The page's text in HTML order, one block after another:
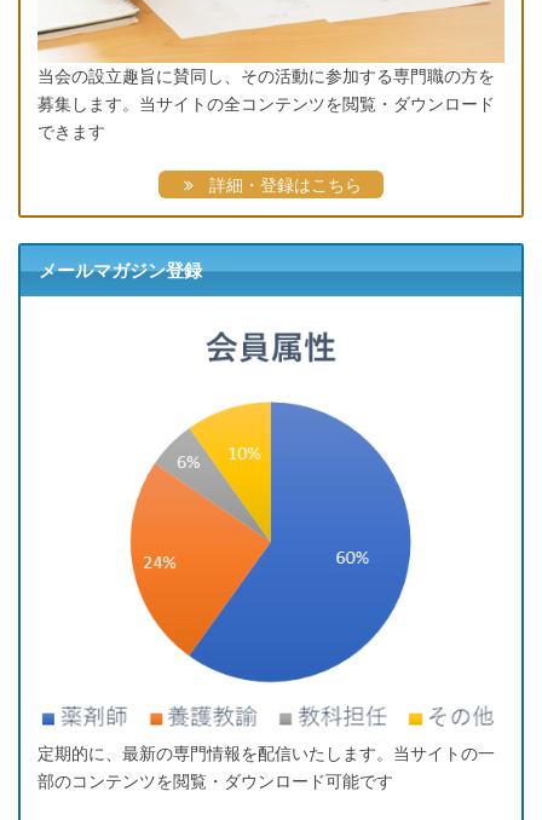
当会の設立趣旨に賛同し、その活動に参加する専門職の方を
募集します。当サイトの全コンテンツを閲覧・ダウンロード
できます
詳細・登録はこちら
メールマガジン登録
定期的に、最新の専門情報を配信いたします。当サイトの一
部のコンテンツを閲覧・ダウンロード可能です